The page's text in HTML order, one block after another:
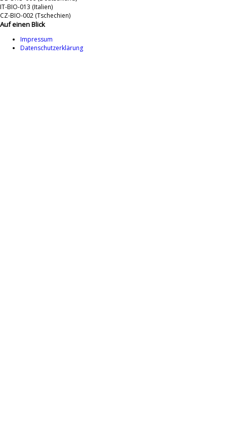
IT-BIO-013 (Italien)
CZ-BIO-002 (Tschechien)
Auf einen Blick
Impressum
Datenschutzerklärung